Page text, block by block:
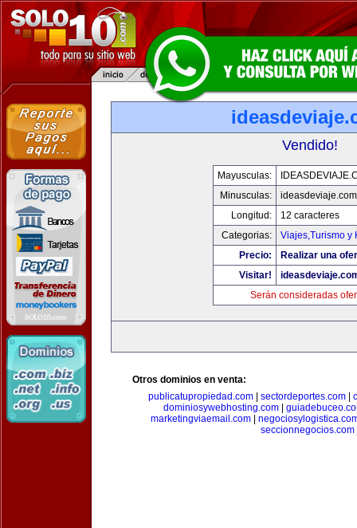
Vendido!
Mayusculas:
Minusculas:
ideasdeviaje.com
Longitud:
12 caracteres
Categorias:
Viajes,Turismo y
Precio:
Realizar una
Visitar!
Serán consideradas
Otros dominios en venta:
publicatupropiedad.com
sectordeportes.com
dominiosywebhosting.com|
marketingviaemail.com|
seccionnegocios.com